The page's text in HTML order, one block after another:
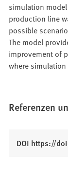
simulation
production line
possible
The model
improvement of
where
Referenzen
DOI https://